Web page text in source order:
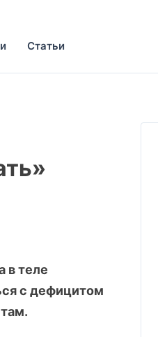
Статьи
в теле
с дефицитом